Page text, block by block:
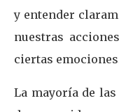
y entender
nuestras
ciertas
La mayoría de